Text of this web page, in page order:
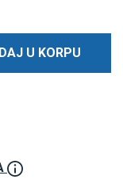
U KORPU